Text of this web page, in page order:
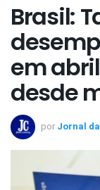
Brasil:
em
desde
por Jornal